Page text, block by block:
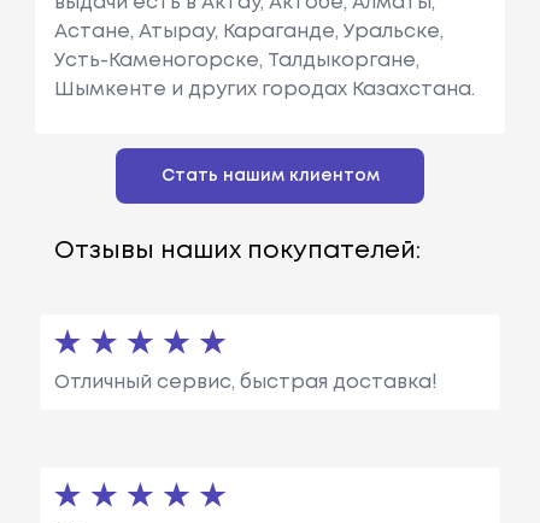
Астане, Атырау, Караганде, Уральске,
Усть-Каменогорске, Талдыкоргане,
Шымкенте и других городах Казахстана.
Стать нашим клиентом
Отзывы наших покупателей:
Отличный сервис, быстрая доставка!